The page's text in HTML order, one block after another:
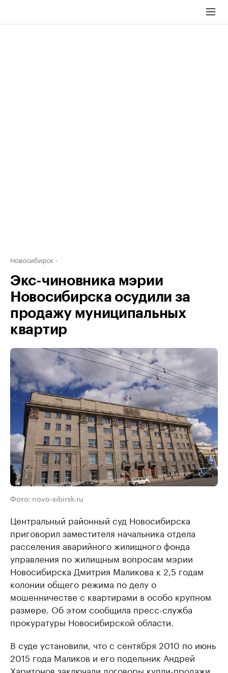
Новосибирск
Экс-чиновника мэрии
Новосибирска осудили за
продажу муниципальных
квартир
Фото: novo-sibirsk.ru
Центральный районный суд Новосибирска
приговорил заместителя начальника отдела
расселения аварийного жилищного фонда
управления по жилищным вопросам мэрии
Новосибирска Дмитрия Маликова к 2,5 годам
колонии общего режима по делу о
мошенничестве с квартирами в особо крупном
размере. Об этом сообщила пресс-служба
прокуратуры Новосибирской области.
В суде установили, что с сентября 2010 по июнь
2015 года Маликов и его подельник Андрей
Харитонов заключали договоры купли-продажи